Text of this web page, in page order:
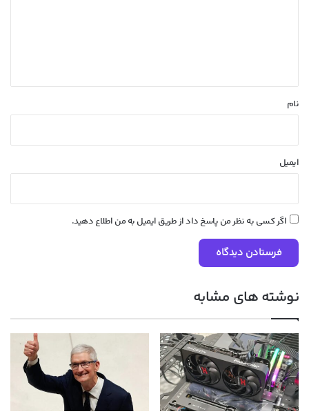
نام
ایمیل
اگر کسی به نظر من پاسخ داد از طریق ایمیل به من اطلاع دهید.
نوشته های مشابه